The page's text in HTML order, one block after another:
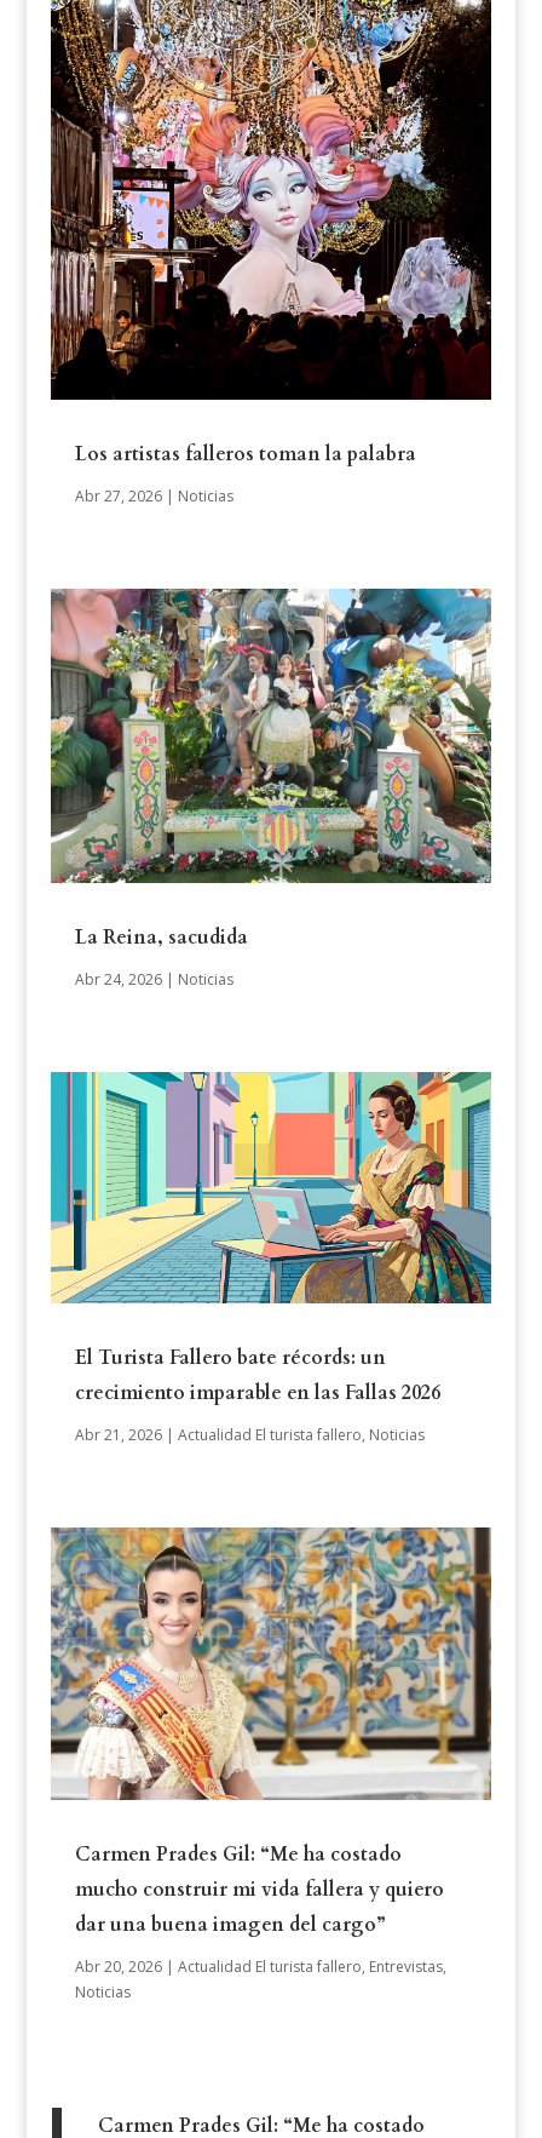
Los artistas falleros toman la palabra
Abr 27, 2026| Noticias
La Reina, sacudida
Abr 24, 2026| Noticias
El Turista Fallero bate récords: un
crecimiento imparable en las Fallas 2026
Abr 21, 2026| Actualidad El turista fallero, Noticias
Carmen Prades Gil: “Me ha costado
mucho construir mi vida fallera y quiero
dar una buena imagen del cargo”
Abr 20, 2026| Actualidad El turista fallero, Entrevistas,
Noticias
Carmen Prades Gil: “Me ha costado